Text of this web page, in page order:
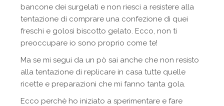
bancone dei surgelati e non riesci a resistere alla
tentazione di comprare una confezione di quei
freschi e golosi biscotto gelato. Ecco, non ti
preoccupare io sono proprio come te!
Ma se mi segui da un pò sai anche che non resisto
alla tentazione di replicare in casa tutte quelle
ricette e preparazioni che mi fanno tanta gola.
Ecco perchè ho iniziato a sperimentare e fare